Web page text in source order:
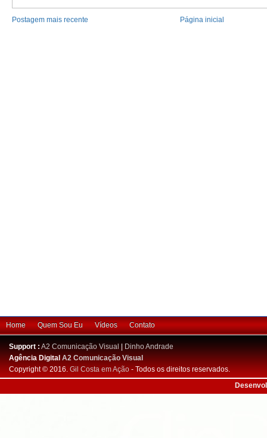
Postagem mais recente Página inicial
Home Quem Sou Eu Vídeos Contato
Support : A2 Comunicação Visual
Dinho Andrade
Agência DigitalA2 Comunicação Visual
Copyright © 2016. Gil Costa em Ação - Todos os direitos reservados.